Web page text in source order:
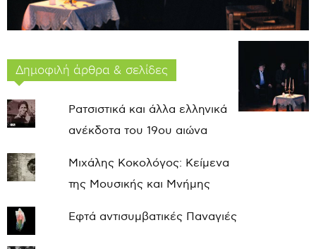
Δημοφιλή άρθρα & σελίδες
Ρατσιστικά και άλλα ελληνικά
ανέκδοτα του 19ου αιώνα
Μιχάλης Κοκολόγος: Κείμενα
της Μουσικής και Μνήμης
Εφτά αντισυμβατικές Παναγιές